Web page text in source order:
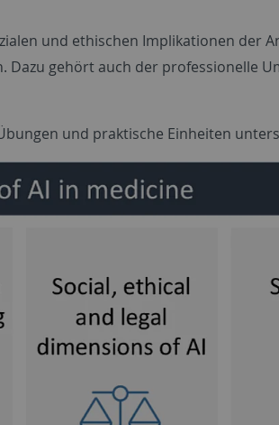
und ethischen Implikationen der
Dazu gehört auch der professionelle
und praktische Einheiten